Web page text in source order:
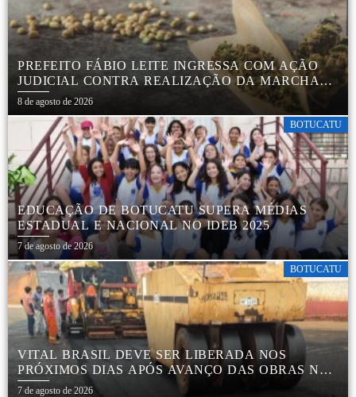
PREFEITO FÁBIO LEITE INGRESSA COM AÇÃO
JUDICIAL CONTRA REALIZAÇÃO DA MARCHA
DA MACONHA EM BOTUCATU
8 de agosto de 2026
BOTUCATU
EDUCAÇÃO DE BOTUCATU SUPERA MÉDIAS
ESTADUAL E NACIONAL NO IDEB 2025
7 de agosto de 2026
BOTUCATU
VITAL BRASIL DEVE SER LIBERADA NOS
PRÓXIMOS DIAS APÓS AVANÇO DAS OBRAS NA
REGIÃO DA RODOVIÁRIA
7 de agosto de 2026